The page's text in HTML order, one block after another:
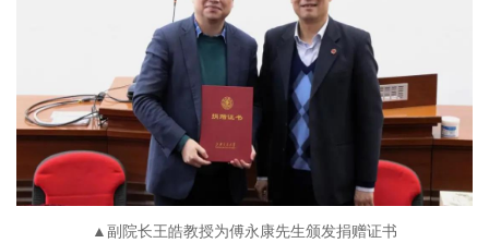
▲副院长王皓教授为傅永康先生颁发捐赠证书